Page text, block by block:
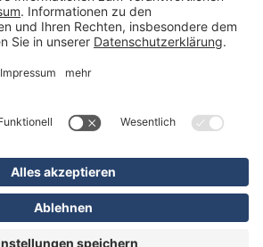
des Herstellers